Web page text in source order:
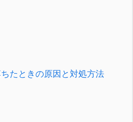
たときの原因と対処方法